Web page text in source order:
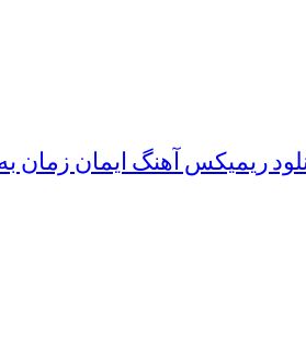
ریمیکس آهنگ ایمان زمان